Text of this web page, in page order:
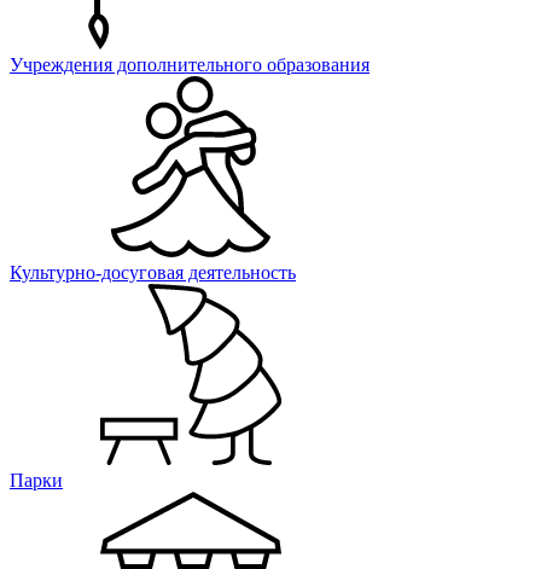
Учреждения дополнительного образования
Культурно-досуговая деятельность
Парки